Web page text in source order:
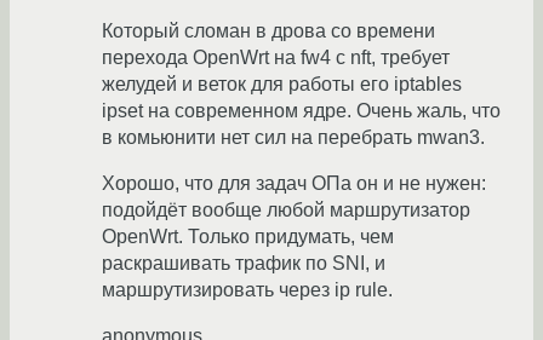
Который сломан в дрова со времени
перехода OpenWrt на fw4 с nft, требует
желудей и веток для работы его iptables
ipset на современном ядре. Очень жаль, что
в комьюнити нет сил на перебрать mwan3.
Хорошо, что для задач ОПа он и не нужен:
подойдёт вообще любой маршрутизатор
OpenWrt. Только придумать, чем
раскрашивать трафик по SNI, и
маршрутизировать через ip rule.
anonymous